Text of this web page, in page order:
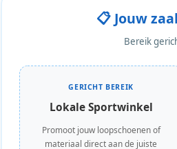
📋 Jouw
Bereik
GERICHT BEREIK
Lokale Sportwinkel
Promoot jouw loopschoenen of
materiaal direct aan de juiste